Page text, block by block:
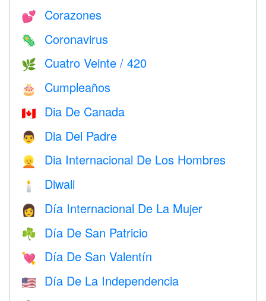
💕 Corazones
🦠 Coronavirus
🌿 Cuatro Veinte / 420
🎂 Cumpleaños
🇨🇦 Dia De Canada
👨 Dia Del Padre
👱 Dia Internacional De Los Hombres
🕯 Diwali
👩 Día Internacional De La Mujer
☘️ Día De San Patricio
💘 Día De San Valentín
🇺🇸 Día De La Independencia